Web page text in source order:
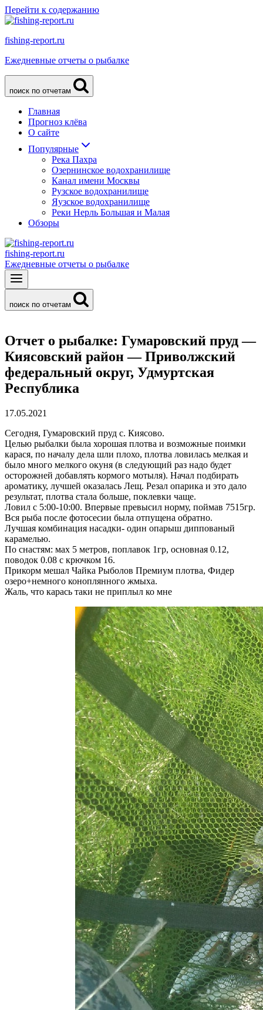
Перейти к содержанию
fishing-report.ru
Ежедневные отчеты о рыбалке
поиск по отчетам
Главная
Прогноз клёва
О сайте
Популярные
Река Пахра
Озернинское водохранилище
Канал имени Москвы
Рузское водохранилище
Яузское водохранилище
Реки Нерль Большая и Малая
Обзоры
fishing-report.ru
Ежедневные отчеты о рыбалке
поиск по отчетам
Отчет о рыбалке: Гумаровский пруд —
Киясовский район — Приволжский
федеральный округ, Удмуртская
Республика
17.05.2021
Сегодня, Гумаровский пруд с. Киясово.
Целью рыбалки была хорошая плотва и возможные поимки
карася, по началу дела шли плохо, плотва ловилась мелкая и
было много мелкого окуня (в следующий раз надо будет
осторожней добавлять кормого мотыля). Начал подбирать
ароматику, лучшей оказалась Лещ. Резал опарика и это дало
результат, плотва стала больше, поклевки чаще.
Ловил с 5:00-10:00. Впервые превысил норму, поймав 7515гр.
Вся рыба после фотосесии была отпущена обратно.
Лучшая комбинация насадки- один опарыш диппованый
карамелью.
По снастям: мах 5 метров, поплавок 1гр, основная 0.12,
поводок 0.08 с крючком 16.
Прикорм мешал Чайка Рыболов Премиум плотва, Фидер
озеро+немного коноплянного жмыха.
Жаль, что карась таки не приплыл ко мне